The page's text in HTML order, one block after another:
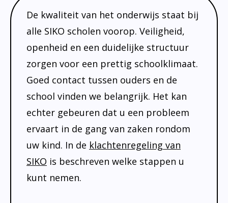
Het Team
Ouderraad
Privacy
Contact
Klachtenregeling
Verbouwing
Aanmelden
Onderwijs dat past
Logopedie
Centrum voor jeugd en gezin
Brugfunctionaris
Actueel
Social Schools App
BSO / PSZ
Contact
De kwaliteit van het onderwijs staat bij
alle SIKO scholen voorop. Veiligheid,
openheid en een duidelijke structuur
zorgen voor een prettig schoolklimaat.
Goed contact tussen ouders en de
school vinden we belangrijk. Het kan
echter gebeuren dat u een probleem
ervaart in de gang van zaken rondom
uw kind. In de klachtenregeling van
SIKO is beschreven welke stappen u
kunt nemen.